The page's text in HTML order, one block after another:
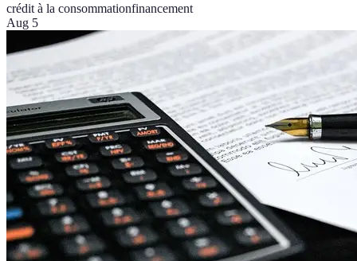
crédit à la consommationfinancement
Aug 5